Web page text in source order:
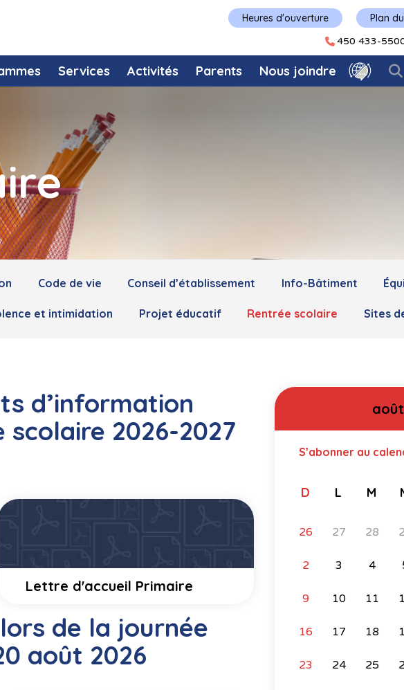
Plan
Heures d'ouverture
450 433-
Services Activités Parents Nous joindre
Code de vie Conseil d’établissement Info-Bâtiment
et intimidation Projet éducatif Rentrée scolaire Sites
d’information
2026-2027
Lettre d'accueil Primaire
de la journée
août 2026
S’abonner au
D L M
26 27 28
2 3 4
9 10 11
16 17 18
23 24 25